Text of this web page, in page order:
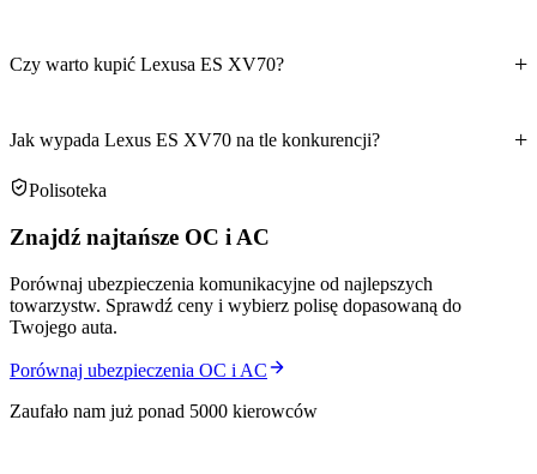
Czy warto kupić Lexusa ES XV70?
Jak wypada Lexus ES XV70 na tle konkurencji?
Polisoteka
Znajdź najtańsze OC i AC
Porównaj ubezpieczenia komunikacyjne od najlepszych
towarzystw. Sprawdź ceny i wybierz polisę dopasowaną do
Twojego auta.
Porównaj ubezpieczenia OC i AC
Zaufało nam już ponad 5000 kierowców